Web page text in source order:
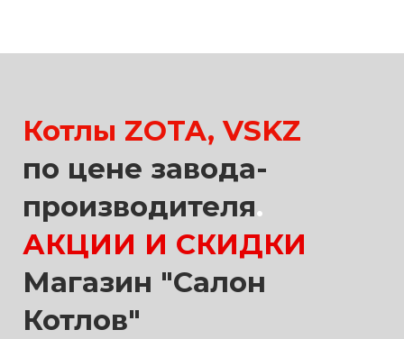
Котлы ZOTA, VSKZ
по цене завода-
производителя.
АКЦИИ И СКИДКИ
Магазин "Салон
Котлов"